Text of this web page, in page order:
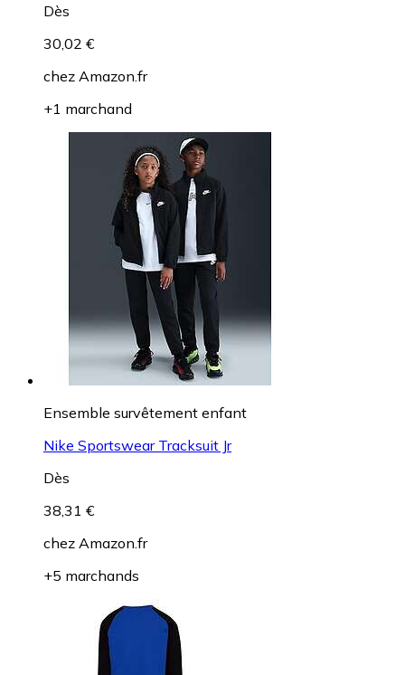
Dès
30,02 €
chez Amazon.fr
+1 marchand
Ensemble survêtement enfant
Nike Sportswear Tracksuit Jr
Dès
38,31 €
chez Amazon.fr
+5 marchands